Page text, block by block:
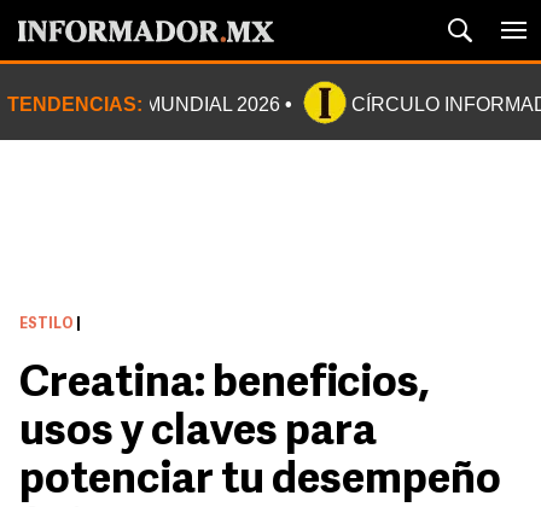
TENDENCIAS: MUNDIAL 2026 CÍRCULO
ESTILO
Creatina: beneficios,
usos y claves para
potenciar tu desempeño